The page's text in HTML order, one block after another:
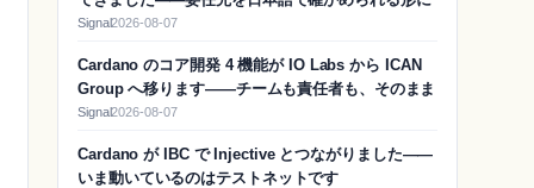
Signal2026-08-07
Cardano のコア開発 4 機能が IO Labs から ICAN
Group へ移ります——チームも責任者も、そのまま
Signal2026-08-07
Cardano が IBC で Injective とつながりました——
いま動いているのはテストネットです